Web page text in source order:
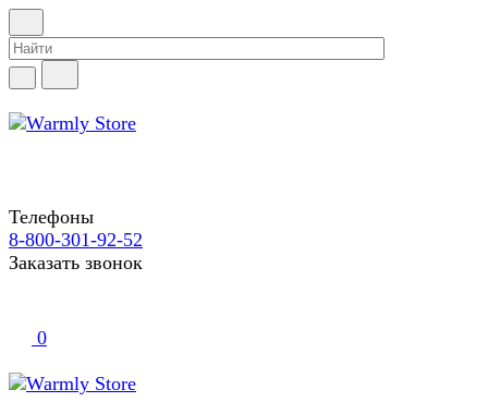
Телефоны
8-800-301-92-52
Заказать звонок
0